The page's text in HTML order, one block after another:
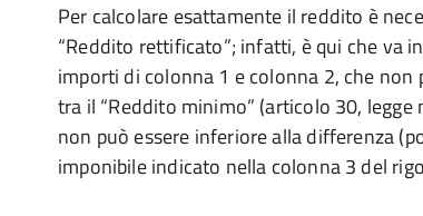
Per calcolare esattamente il reddito è
“Reddito rettificato”; infatti, è qui che va
importi di colonna 1 e colonna 2, che
tra il “Reddito minimo” (articolo 30, legge
non può essere inferiore alla differenza
imponibile indicato nella colonna 3 del